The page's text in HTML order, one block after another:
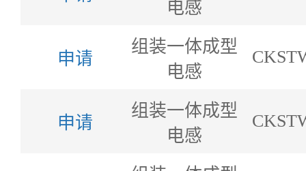
电感
申请
组装一体成型
电感
申请
组装一体成型
电感